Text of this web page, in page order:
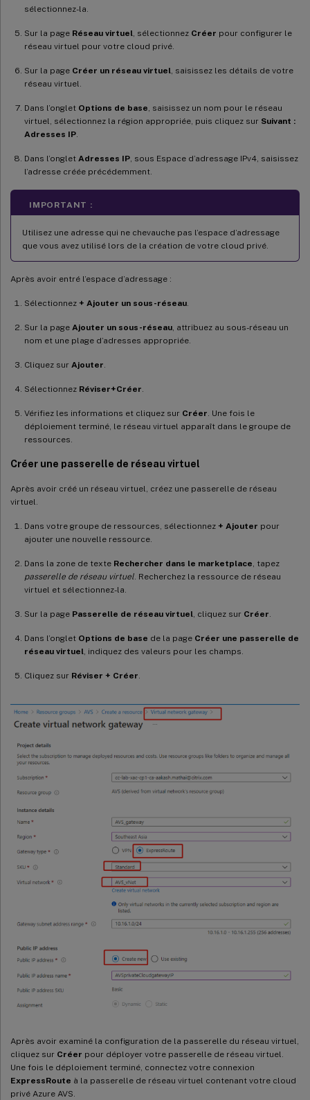
sélectionnez-la.
Sur la page Réseau virtuel, sélectionnez Créer pour configurer le
réseau virtuel pour votre cloud privé.
Sur la page Créer un réseau virtuel, saisissez les détails de votre
réseau virtuel.
Dans l’onglet Options de base, saisissez un nom pour le réseau
virtuel, sélectionnez la région appropriée, puis cliquez sur Suivant :
Adresses IP.
Dans l’onglet Adresses IP, sous Espace d’adressage IPv4, saisissez
l’adresse créée précédemment.
IMPORTANT :
Utilisez une adresse qui ne chevauche pas l’espace d’adressage
que vous avez utilisé lors de la création de votre cloud privé.
Après avoir entré l’espace d’adressage :
Sélectionnez + Ajouter un sous-réseau.
Sur la page Ajouter un sous-réseau, attribuez au sous-réseau un
nom et une plage d’adresses appropriée.
Cliquez sur Ajouter.
Sélectionnez Réviser+Créer.
Vérifiez les informations et cliquez sur Créer. Une fois le
déploiement terminé, le réseau virtuel apparaît dans le groupe de
ressources.
Créer une passerelle de réseau virtuel
Après avoir créé un réseau virtuel, créez une passerelle de réseau
virtuel.
Dans votre groupe de ressources, sélectionnez + Ajouter pour
ajouter une nouvelle ressource.
Dans la zone de texte Rechercher dans le marketplace, tapez
passerelle de réseau virtuel. Recherchez la ressource de réseau
virtuel et sélectionnez-la.
Sur la page Passerelle de réseau virtuel, cliquez sur Créer.
Dans l’onglet Options de base de la page Créer une passerelle de
réseau virtuel, indiquez des valeurs pour les champs.
Cliquez sur Réviser + Créer.
Après avoir examiné la configuration de la passerelle du réseau virtuel,
cliquez sur Créer pour déployer votre passerelle de réseau virtuel.
Une fois le déploiement terminé, connectez votre connexion
ExpressRoute à la passerelle de réseau virtuel contenant votre cloud
privé Azure AVS.